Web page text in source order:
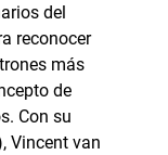
del
reconocer
más
de
Con su
Vincent van